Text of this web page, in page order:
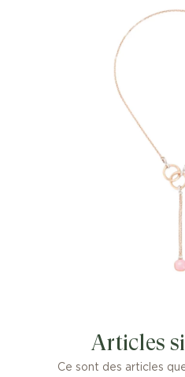
Articles
Ce sont des articles